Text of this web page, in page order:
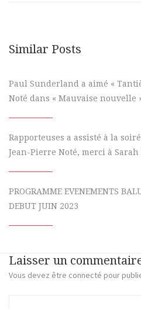
Similar Posts
Paul Sunderland a aimé «
Noté dans « Mauvaise nouvelle
Rapporteuses a assisté à la
Jean-Pierre Noté, merci à Sarah
PROGRAMME EVENEMENTS
DEBUT JUIN 2023
Laisser un
Vous devez être connecté pour